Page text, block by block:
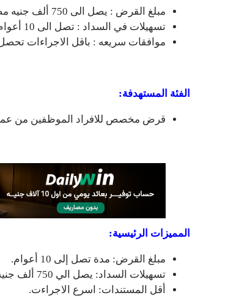
مبلغ القرض : يصل الى 750 ألف جنيه مصري.
تسهيلات في السداد : تصل الى 10 أعوام.
موافقات سريعه : باقل الاجراءات
الفئة المستهدفة:
قرض مخصص للافراد الموظفين من عملاء
المميزات الرئيسية:
مبلغ القرض: مدة تصل إلى 10 أعوام.
تسهيلات السداد: يصل الي 750 ألف جنيه مصري.
أقل المستندات: اسرع الاجراءت.